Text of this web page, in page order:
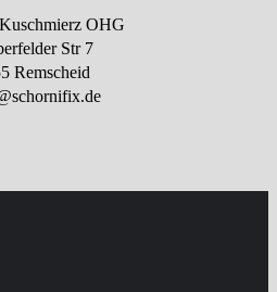
OHG
Str 7
Remscheid